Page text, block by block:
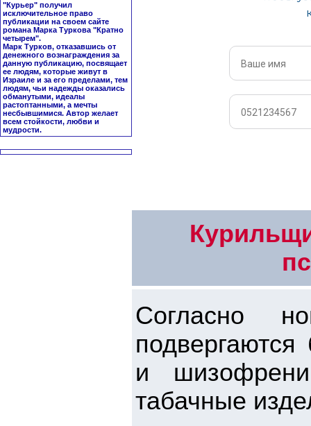
"Курьер" получил
исключительное право
публикации на своем сайте
романа Марка Туркова "Кратно
четырем".
Марк Турков, отказавшись от
денежного вознаграждения за
данную публикацию, посвящает
ее людям, которые живут в
Израиле и за его пределами, тем
людям, чьи надежды оказались
обманутыми, идеалы
растоптанными, а мечты
несбывшимися. Автор желает
всем стойкости, любви и
мудрости.
Согласно
и
табачные